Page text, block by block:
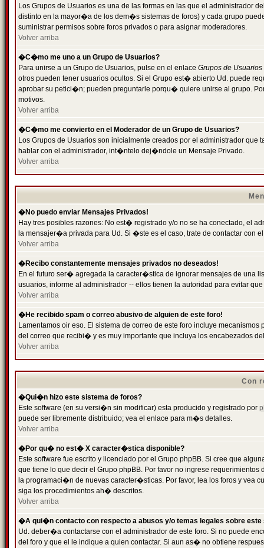
Los Grupos de Usuarios es una de las formas en las que el administrador
distinto en la mayor�a de los dem�s sistemas de foros) y cada grupo
suministrar permisos sobre foros privados o para asignar moderadores.
Volver arriba
�C�mo me uno a un Grupo de Usuarios?
Para unirse a un Grupo de Usuarios, pulse en el enlace Grupos de Usuarios
otros pueden tener usuarios ocultos. Si el Grupo est� abierto Ud. puede
aprobar su petici�n; pueden preguntarle porqu� quiere unirse al grupo.
motivos.
Volver arriba
�C�mo me convierto en el Moderador de un Grupo de Usuarios?
Los Grupos de Usuarios son inicialmente creados por el administrador
hablar con el administrador, int�ntelo dej�ndole un Mensaje Privado.
Volver arriba
�No puedo enviar Mensajes Privados!
Hay tres posibles razones: No est� registrado y/o no se ha conectado, el
la mensajer�a privada para Ud. Si �ste es el caso, trate de contactar con
Volver arriba
�Recibo constantemente mensajes privados no deseados!
En el futuro ser� agregada la caracter�stica de ignorar mensajes de una
usuarios, informe al administrador -- ellos tienen la autoridad para evitar
Volver arriba
�He recibido spam o correo abusivo de alguien de este foro!
Lamentamos oir eso. El sistema de correo de este foro incluye
del correo que recibi� y es muy importante que incluya los encabezados
Volver arriba
Con
�Qui�n hizo este sistema de foros?
Este software (en su versi�n sin modificar) esta producido y registrado por
puede ser libremente distribuido; vea el enlace para m�s detalles.
Volver arriba
�Por qu� no est� X caracter�stica disponible?
Este software fue escrito y licenciado por el Grupo phpBB. Si cree que
que tiene lo que decir el Grupo phpBB. Por favor no ingrese
la programaci�n de nuevas caracter�sticas. Por favor, lea los foros y vea
siga los procedimientos ah� descritos.
Volver arriba
�A qui�n contacto con respecto a abusos y/o temas legales sobre este
Ud. deber�a contactarse con el administrador de este foro. Si no puede
del foro y que el le indique a quien contactar. Si aun as� no obtiene